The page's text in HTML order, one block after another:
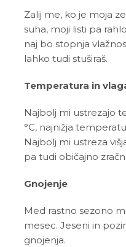
Zalij me, ko je moja
suha, moji listi pa
naj bo stopnja
lahko tudi stuširaš.
Temperatura in
Najbolj mi ustrezajo
°C, najnižja
Najbolj mi ustreza
pa tudi običajno
Gnojenje
Med rastno sezono
mesec. Jeseni in
gnojenja.